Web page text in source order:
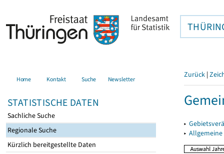
Home Kontakt Suche Newsletter
STATISTISCHE DATEN
Sachliche Suche
Regionale Suche
Kürzlich bereitgestellte Daten
Zurück |
▸
▸